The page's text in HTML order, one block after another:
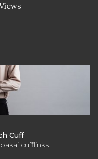
Cuff
cufflinks.